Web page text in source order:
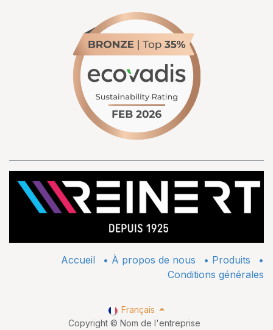
Accueil • À propos de nous • ​Produits
•
Conditions générales
Copyright © Nom de l'entreprise
Français